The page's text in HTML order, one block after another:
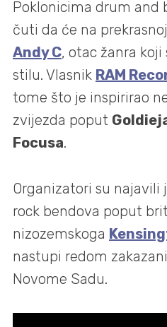
Poklonicima drum and
čuti da će na
Andy C, otac žanra
stilu. Vlasnik RAM
tome što je inspirirao
zvijezda poput
Focusa.
Organizatori su najavili
rock bendova poput
nizozemskoga
nastupi redom
Novome Sadu.